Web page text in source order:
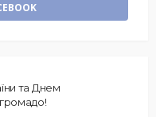
та Днем